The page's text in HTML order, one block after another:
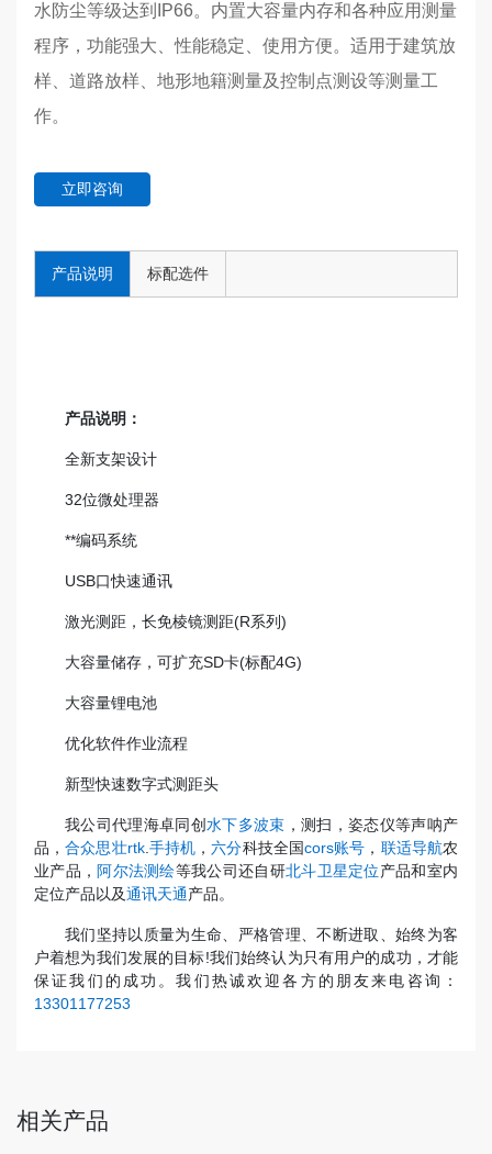
水防尘等级达到IP66。内置大容量内存和各种应用测量
程序，功能强大、性能稳定、使用方便。适用于建筑放
样、道路放样、地形地籍测量及控制点测设等测量工
作。
立即咨询
产品说明 标配选件
产品说明：
全新支架设计
32位微处理器
**编码系统
USB口快速通讯
激光测距，长免棱镜测距(R系列)
大容量储存，可扩充SD卡(标配4G)
大容量锂电池
优化软件作业流程
新型快速数字式测距头
我公司代理海卓同创水下多波束 ，测扫，姿态仪等声呐产
品，合众思壮rtk. 手持机 ，六分科技全国cors账号 ， 联适导航农
业产品， 阿尔法测绘等我公司还自研北斗卫星定位产品和室内
定位产品以及通讯天通产品。
我们坚持以质量为生命、严格管理、不断进取、始终为客
户着想为我们发展的目标!我们始终认为只有用户的成功，才能
保证我们的成功。我们热诚欢迎各方的朋友来电咨询：
13301177253
相关产品